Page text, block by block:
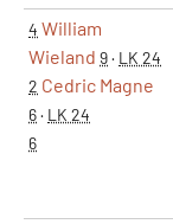
4 William
Wieland 9· LK 24
2 Cedric Magne
6· LK 24
6